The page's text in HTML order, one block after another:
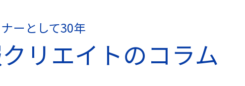
ーとして30年
リエイトのコラム